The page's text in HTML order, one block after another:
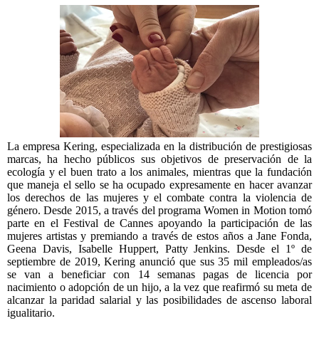
La empresa Kering, especializada en la distribución de prestigiosas
marcas, ha hecho públicos sus objetivos de preservación de la
ecología y el buen trato a los animales, mientras que la fundación
que maneja el sello se ha ocupado expresamente en hacer avanzar
los derechos de las mujeres y el combate contra la violencia de
género. Desde 2015, a través del programa Women in Motion tomó
parte en el Festival de Cannes apoyando la participación de las
mujeres artistas y premiando a través de estos años a Jane Fonda,
Geena Davis, Isabelle Huppert, Patty Jenkins. Desde el 1º de
septiembre de 2019, Kering anunció que sus 35 mil empleados/as
se van a beneficiar con 14 semanas pagas de licencia por
nacimiento o adopción de un hijo, a la vez que reafirmó su meta de
alcanzar la paridad salarial y las posibilidades de ascenso laboral
igualitario.